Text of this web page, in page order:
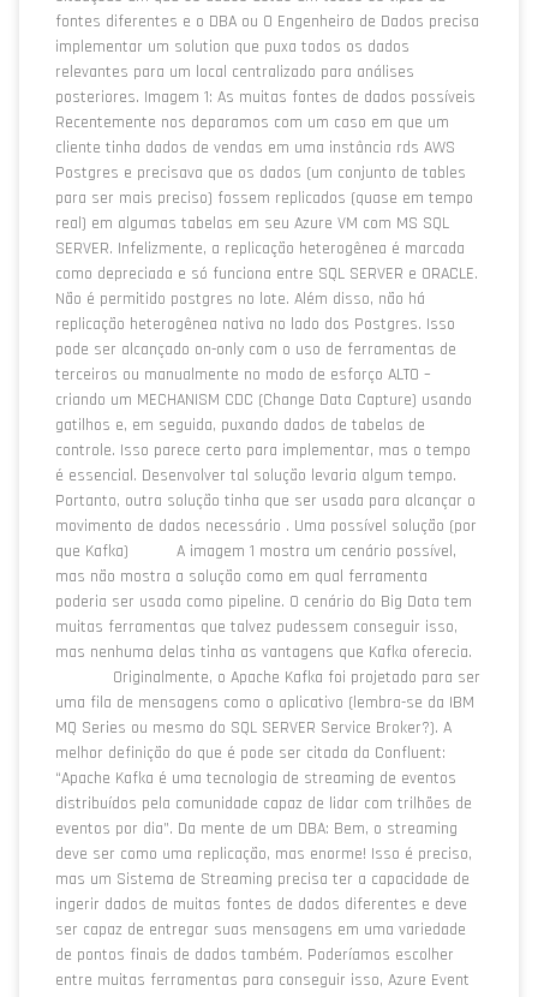
fontes diferentes e o DBA ou O Engenheiro de Dados precisa
implementar um solution que puxa todos os dados
relevantes para um local centralizado para análises
posteriores. Imagem 1: As muitas fontes de dados possíveis
Recentemente nos deparamos com um caso em que um
cliente tinha dados de vendas em uma instância rds AWS
Postgres e precisava que os dados (um conjunto de tables
para ser mais preciso) fossem replicados (quase em tempo
real) em algumas tabelas em seu Azure VM com MS SQL
SERVER. Infelizmente, a replicação heterogênea é marcada
como depreciada e só funciona entre SQL SERVER e ORACLE.
Não é permitido postgres no lote. Além disso, não há
replicação heterogênea nativa no lado dos Postgres. Isso
pode ser alcançado on-only com o uso de ferramentas de
terceiros ou manualmente no modo de esforço ALTO –
criando um MECHANISM CDC (Change Data Capture) usando
gatilhos e, em seguida, puxando dados de tabelas de
controle. Isso parece certo para implementar, mas o tempo
é essencial. Desenvolver tal solução levaria algum tempo.
Portanto, outra solução tinha que ser usada para alcançar o
movimento de dados necessário . Uma possível solução (por
que Kafka) A imagem 1 mostra um cenário possível,
mas não mostra a solução como em qual ferramenta
poderia ser usada como pipeline. O cenário do Big Data tem
muitas ferramentas que talvez pudessem conseguir isso,
mas nenhuma delas tinha as vantagens que Kafka oferecia.
Originalmente, o Apache Kafka foi projetado para ser
uma fila de mensagens como o aplicativo (lembra-se da IBM
MQ Series ou mesmo do SQL SERVER Service Broker?). A
melhor definição do que é pode ser citada da Confluent:
“Apache Kafka é uma tecnologia de streaming de eventos
distribuídos pela comunidade capaz de lidar com trilhões de
eventos por dia”. Da mente de um DBA: Bem, o streaming
deve ser como uma replicação, mas enorme! Isso é preciso,
mas um Sistema de Streaming precisa ter a capacidade de
ingerir dados de muitas fontes de dados diferentes e deve
ser capaz de entregar suas mensagens em uma variedade
de pontos finais de dados também. Poderíamos escolher
entre muitas ferramentas para conseguir isso, Azure Event